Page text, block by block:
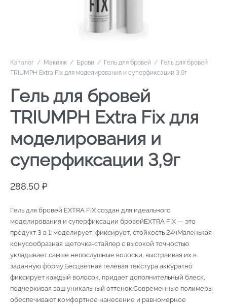
Каталог / Макияж / Брови / Гель для бровей / Гель для бровей
TRIUMPH Extra Fix для моделирования и суперфиксации 3,9г
Гель для бровей
TRIUMPH Extra Fix для
моделирования и
суперфиксации 3,9г
288,50 ₽
Гель для бровей EXTRA FIX создан для идеального
моделирования и суперфиксации бровейEXTRA FIX — это
продукт 3 в 1: моделирует, фиксирует, стойкость 24чМаленькая
конусообразная щеточка-стайлер с высокой точностью
укладывает самые непослушные волоски, выстраивая их в
заданную форму.Бесцветная гелевая текстура аккуратно
фиксирует каждый волосок, придает дополнительный блеск,
подчеркивая ваш уникальный оттенок.Современные полимеры
обеспечивают комфортное нанесение и равномерное